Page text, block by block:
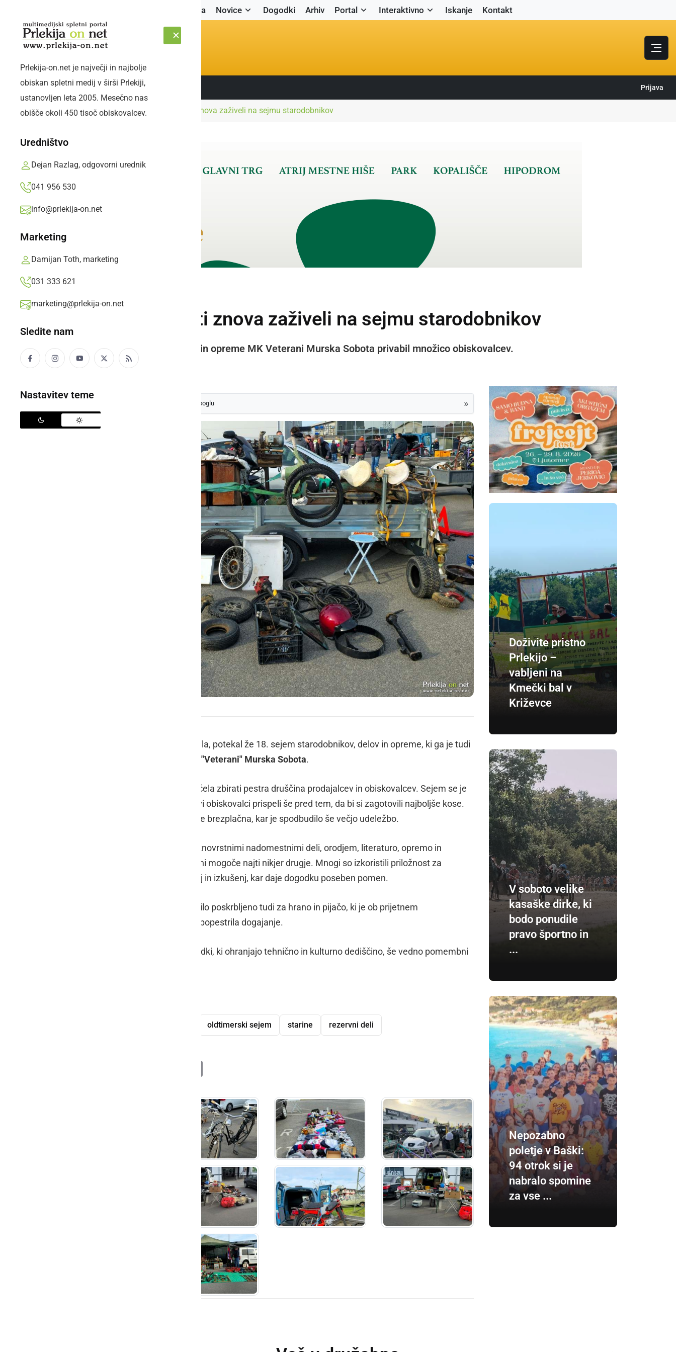
Naslovnica Novice Dogodki Arhiv Portal Interaktivno Iskanje Kontakt
SOBOTA, 8. AVGUST 2026 Sledite nam: Prijava
Prlekija-on.net je največji in najbolje
obiskan spletni medij v širši Prlekiji,
ustanovljen leta 2005. Mesečno nas
obišče okoli 450 tisoč obiskovalcev.
Uredništvo
Dejan Razlag, odgovorni urednik
041 956 530
info@prlekija-on.net
Marketing
Damijan Toth, marketing
031 333 621
marketing@prlekija-on.net
Sledite nam
Nastavitev teme
Naslovnica DružabnoDelčki preteklosti znova zaživeli na sejmu starodobnikov
Delčki preteklosti znova zaživeli na sejmu starodobnikov
18. sejem starodobnikov, delov in opreme MK Veterani Murska Sobota privabil množico obiskovalcev.
Prlekija-on.net,nedelja, 13. april 2025 ob 16:50
kot svoj prednostni vir na Googlu »
V Murski Soboti je v nedeljo, 13. aprila, potekal že 18. sejem starodobnikov, delov in opreme, ki ga je tudi
Motoklub "Veterani" Murska Sobota.
Že v zgodnjih jutranjih urah se je začela zbirati pestra druščina prodajalcev in obiskovalcev. Sejem se je
uradno pričel ob 8. uri, vendar so prvi obiskovalci prispeli še pred tem, da bi si zagotovili najboljše kose.
Prodajna mesta so bila za ponudnike brezplačna, kar je spodbudilo še večjo udeležbo.
Obiskovalci so lahko izbirali med raznovrstnimi nadomestnimi deli, orodjem, literaturo, opremo in
starinskimi predmeti, ki jih pogosto ni mogoče najti nikjer drugje. Mnogi so izkoristili priložnost za
izmenjavo nasvetov, tehničnih znanj in izkušenj, kar daje dogodku poseben pomen.
Za dobro počutje vseh prisotnih je bilo poskrbljeno tudi za hrano in pijačo, ki je ob prijetnem
dopoldanskem vzdušju še dodatno popestrila dogajanje.
Sejem je znova dokazal, da so dogodki, ki ohranjajo tehnično in kulturno dediščino, še vedno pomembni
oldtimerski sejem starine rezervni deli
PrintFriendly
Doživite pristno
Prlekijo –
vabljeni na
Kmečki bal v
Križevce
V soboto velike
kasaške dirke, ki
bodo ponudile
pravo športno in
...
Nepozabno
poletje v Baški:
94 otrok si je
nabralo spomine
za vse ...